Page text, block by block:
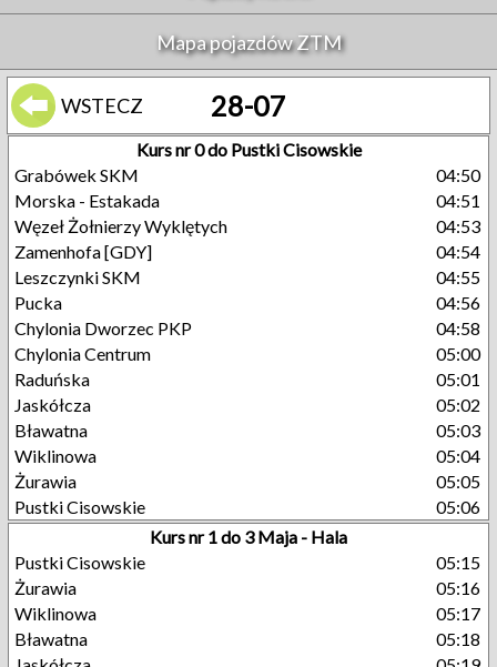
Mapa pojazdów ZTM
WSTECZ 28-07
Kurs nr 0 do Pustki Cisowskie
Grabówek SKM
04:50
Morska - Estakada
04:51
Węzeł Żołnierzy Wyklętych
04:53
Zamenhofa [GDY]
04:54
Leszczynki SKM
04:55
Pucka
04:56
Chylonia Dworzec PKP
04:58
Chylonia Centrum
05:00
Raduńska
05:01
Jaskółcza
05:02
Bławatna
05:03
Wiklinowa
05:04
Żurawia
05:05
Pustki Cisowskie
05:06
Kurs nr 1 do 3 Maja - Hala
Pustki Cisowskie
05:15
Żurawia
05:16
Wiklinowa
05:17
Bławatna
05:18